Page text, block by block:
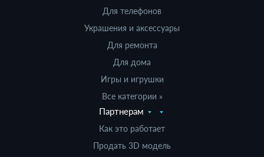
Для телефонов
Украшения и аксессуары
Для ремонта
Для дома
Игры и игрушки
Все категории »
Партнерам
Как это работает
Продать 3D модель